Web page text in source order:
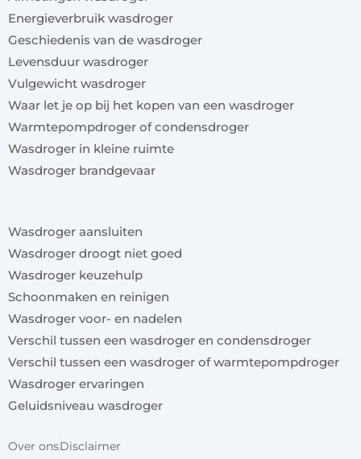
Energieverbruik wasdroger
Geschiedenis van de wasdroger
Levensduur wasdroger
Vulgewicht wasdroger
Waar let je op bij het kopen van een wasdroger
Warmtepompdroger of condensdroger
Wasdroger in kleine ruimte
Wasdroger brandgevaar
Wasdroger aansluiten
Wasdroger droogt niet goed
Wasdroger keuzehulp
Schoonmaken en reinigen
Wasdroger voor- en nadelen
Verschil tussen een wasdroger en condensdroger
Verschil tussen een wasdroger of warmtepompdroger
Wasdroger ervaringen
Geluidsniveau wasdroger
Over onsDisclaimer